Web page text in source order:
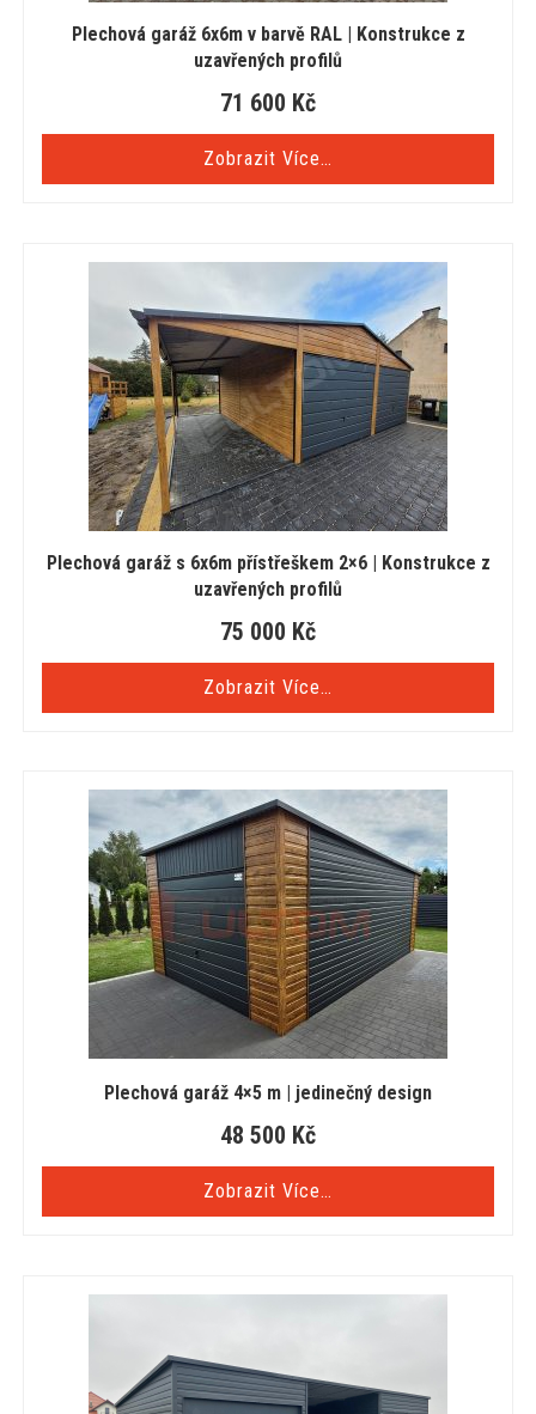
Plechová garáž 6x6m v barvě RAL | Konstrukce z
uzavřených profilů
71 600 Kč
Zobrazit Více…
Plechová garáž s 6x6m přístřeškem 2×6 | Konstrukce z
uzavřených profilů
75 000 Kč
Zobrazit Více…
Plechová garáž 4×5 m | jedinečný design
48 500 Kč
Zobrazit Více…